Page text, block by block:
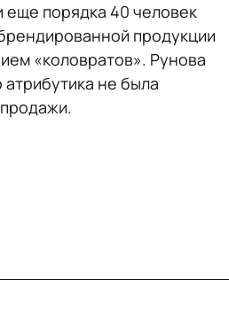
еще порядка 40 человек
продукции
«коловратов». Рунова
не была